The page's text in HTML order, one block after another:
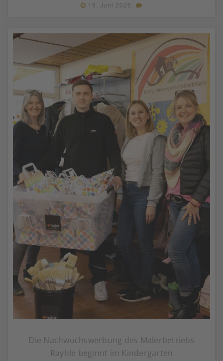
19. Juni 2026
Die Nachwuchswerbung des Malerbetriebs
Rayhle beginnt im Kindergarten